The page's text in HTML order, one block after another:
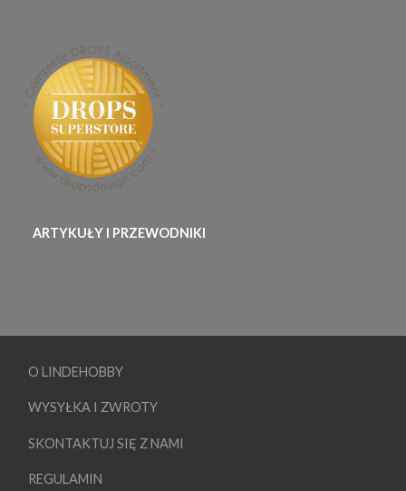
ARTYKUŁY I PRZEWODNIKI
O LINDEHOBBY
WYSYŁKA I ZWROTY
SKONTAKTUJ SIĘ Z NAMI
REGULAMIN